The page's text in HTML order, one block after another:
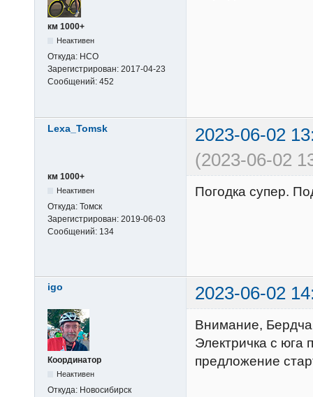
км 1000+
Неактивен
Откуда: НСО
Зарегистрирован: 2017-04-23
Сообщений: 452
Lexa_Tomsk
2023-06-02
(2023-06-02
км 1000+
Неактивен
Откуда: Томск
Зарегистрирован: 2019-06-03
Сообщений: 134
Погодка супер.
igo 2023-06-02
Координатор
Неактивен
Откуда: Новосибирск
Внимание,
Электричка с юга
предложение